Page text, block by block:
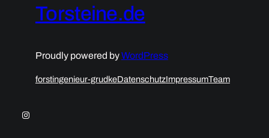
Torsteine.de
Proudly powered byWordPress
forstingenieur-grudkeDatenschutzImpressumTeam
Instagram